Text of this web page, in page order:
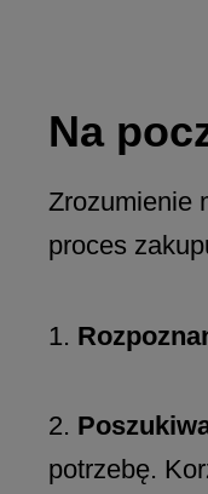
Na
Zrozumienie
proces
1.
2.
potrzebę.